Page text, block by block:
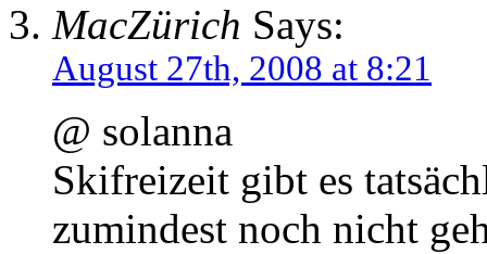
MacZürich Says:
August 27th, 2008 at 8:21
@ solanna
Skifreizeit gibt es
zumindest noch nicht